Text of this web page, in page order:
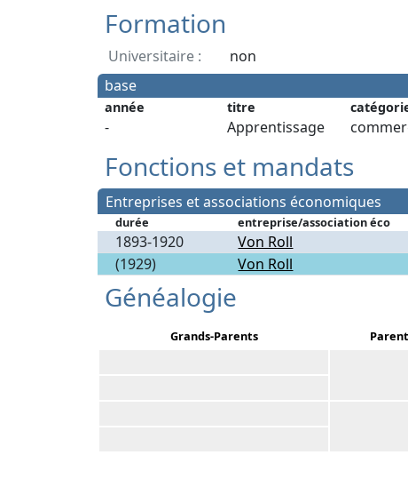
Formation
Universitaire :
non
base
année titre
- Apprentissage
Fonctions et mandats
Entreprises et associations économiques
durée entreprise/association éco
1893-1920 Von Roll
(1929)
Von Roll
Généalogie
Grands-Parents